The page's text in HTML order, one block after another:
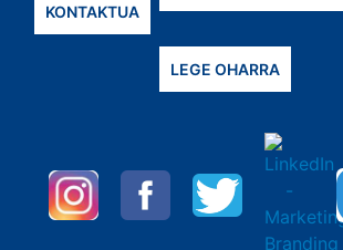
KONTAKTUA
LEGE OHARRA